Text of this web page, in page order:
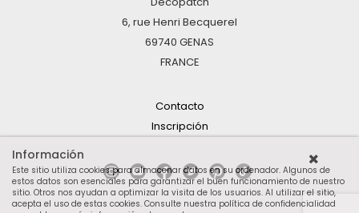
6, rue Henri Becquerel
69740 GENAS
FRANCE
Contacto
Inscripción
Información
Este sitio utiliza cookies para almacenar datos en su ordenador. Algunos de
estos datos son esenciales para garantizar el buen funcionamiento de nuestro
sitio. Otros nos ayudan a optimizar la visita de los usuarios. Al utilizar el sitio,
acepta el uso de estas cookies. Consulte nuestra política de confidencialidad